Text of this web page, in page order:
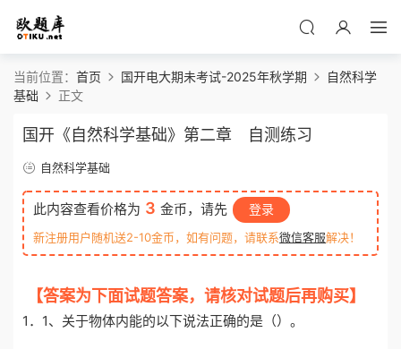
当前位置： 首页 国开电大期未考试-2025年秋学期
自然科学
基础
正文
国开《自然科学基础》第二章 自测练习
自然科学基础
此内容查看价格为 3 金币，请先 登录
新注册用户随机送2-10金币，如有问题，请联系微信客服解决！
【答案为下面试题答案，请核对试题后再购买】
1．1、关于物体内能的以下说法正确的是（）。